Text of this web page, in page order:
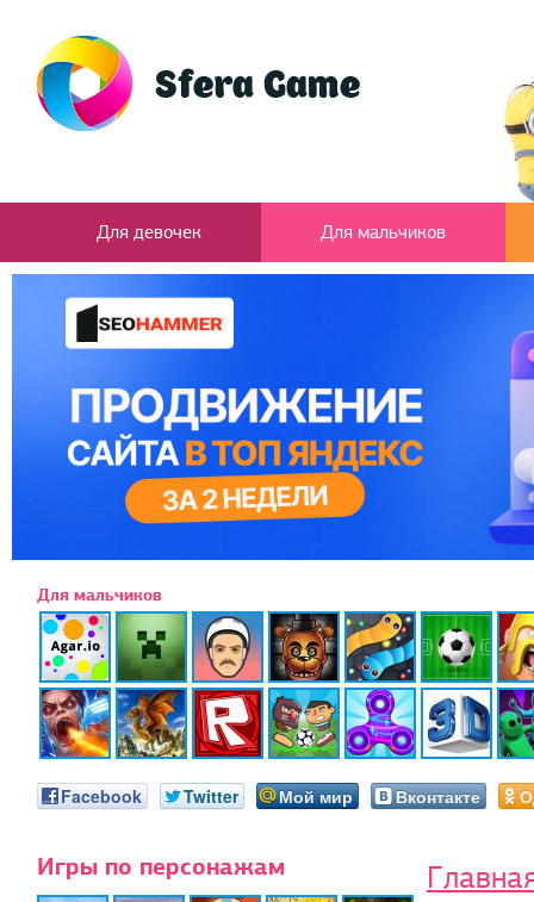
Для девочек Для мальчиков
Для мальчиков
Facebook Twitter Мой мир Вконтакте
Игры по персонажам